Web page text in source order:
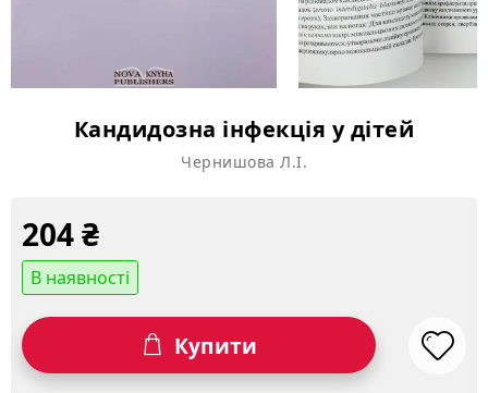
Кандидозна інфекція у дітей
Чернишова Л.І.
204₴
В наявності
Купити